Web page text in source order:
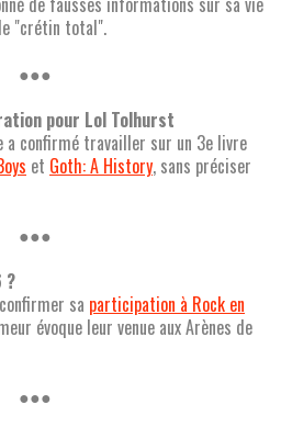
"crétin total".
●●●
pour Lol Tolhurst
a confirmé travailler sur un 3e livre
et Goth: A History, sans préciser
●●●
?
sa participation à Rock en
évoque leur venue aux Arènes de
●●●